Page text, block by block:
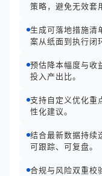
策略，避免无效套
生成可落地措施清
案从纸面到执行闭
预估降本幅度与收
投入产出比。
支持自定义优化重
性化建议。
结合最新数据持续
可跟踪、可复盘。
合规与风险双重校